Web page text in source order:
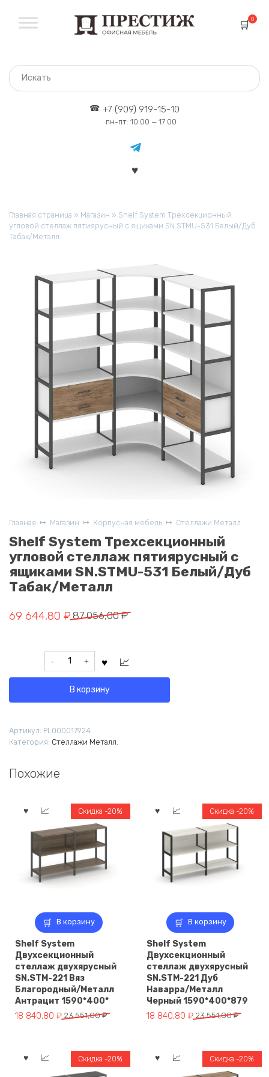
содержанию
0
+7 (909) 919-15-10
пн-пт: 10:00 — 17:00
Главная страница » Магазин » Shelf System Трехсекционный
угловой стеллаж пятиярусный с ящиками SN.STMU-531 Белый/Дуб
Табак/Металл
Главная Магазин Корпусная мебель Стеллажи Металл.
Shelf System Трехсекционный
угловой стеллаж пятиярусный с
ящиками SN.STMU-531 Белый/Дуб
Табак/Металл
87 056,00₽
Первоначальная
составляла
056,00 ₽.
69 644,80 ₽
Текущая
644,80 ₽.
Количество
товара
System
стеллаж
пятиярусный
ящиками
Белый/
Табак/
Металл
В корзину
Артикул: PL000017924
Категория: Стеллажи Металл.
Похожие
В корзину
Скидка -20%
Shelf System
Двухсекционный
стеллаж двухярусный
SN.STM-221 Вяз
Благородный/Металл
Антрацит 1590*400*
23 551,00₽
Первоначальная
18 840,80 ₽
Текущая
840,80 ₽.
В корзину
Скидка -20%
Shelf System
Двухсекционный
стеллаж двухярусный
SN.STM-221 Дуб
Наварра/Металл
Черный 1590*400*879
23 551,00₽
Первоначальная
18 840,80 ₽
Текущая
840,80 ₽.
Скидка -20% Скидка -20%